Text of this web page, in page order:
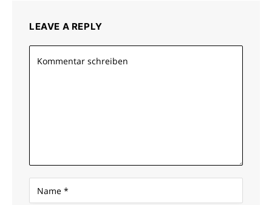
LEAVE A REPLY